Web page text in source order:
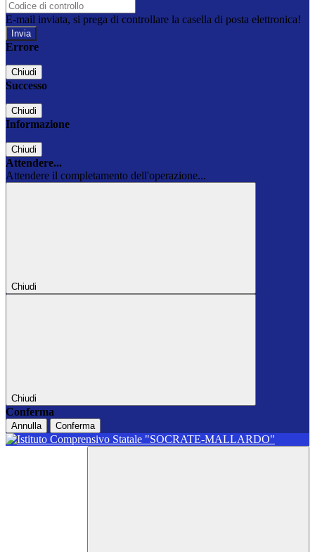
E-mail inviata, si prega di controllare la casella di posta elettronica!
Errore
Chiudi
Successo
Chiudi
Informazione
Chiudi
Attendere...
Attendere il completamento dell'operazione...
Chiudi
Chiudi
Conferma
Annulla Conferma